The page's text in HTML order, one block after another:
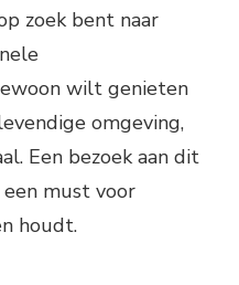
zoek bent naar
wilt genieten
omgeving,
Een bezoek aan dit
een must voor
houdt.